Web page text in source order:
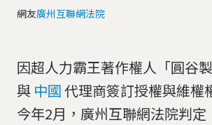
網友廣州互聯網法院
因超人力霸王著作權人「圓谷製
與 中國代理商簽訂授權與維權
今年2月，廣州互聯網法院判定